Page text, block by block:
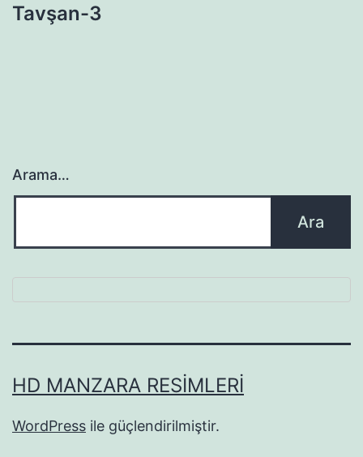
Tavşan-3
Arama…
HD MANZARA RESIMLERI
WordPress ile güçlendirilmiştir.